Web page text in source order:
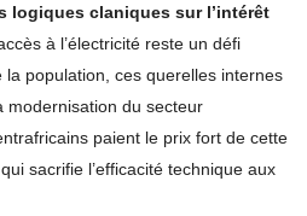
logiques claniques sur l’intérêt
à l’électricité reste un défi
population, ces querelles internes
modernisation du secteur
paient le prix fort de cette
sacrifie l’efficacité technique aux